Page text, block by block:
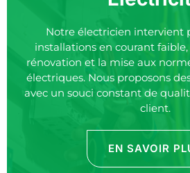
Notre électricien intervient
installations en courant
rénovation et la mise aux
électriques. Nous proposons
avec un souci constant de
client.
EN SAVOIR